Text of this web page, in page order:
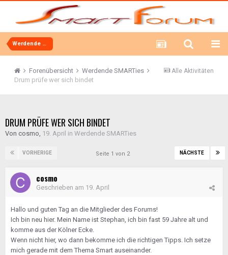
Werdende SMARTies
Alle Aktivitäten
Forenübersicht
Werdende SMARTies
Drum prüfe wer sich bindet
DRUM PRÜFE WER SICH BINDET
Von cosmo, 19. April in Werdende SMARTies
VORHERIGE NÄCHSTE
Seite 1 von 2
cosmo
Geschrieben am 19. April
Hallo und guten Tag an die Mitglieder des Forums!
Ich bin neu hier. Mein Name ist Stephan, ich bin fast 59 Jahre alt und
komme aus der Kölner Ecke.
Wenn nicht hier, wo dann bekomme ich die richtigen Tipps. Ich setze
mich gerade mit dem Thema Smart auseinander.